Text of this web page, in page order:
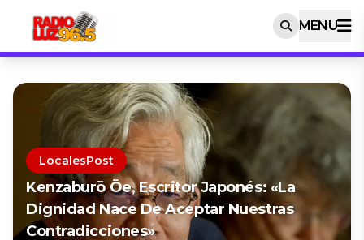
MENU
LocalesPost
Kenzaburō Ōe, Escritor Japonés: «La
Dignidad Nace De Aceptar Nuestras
Contradicciones»